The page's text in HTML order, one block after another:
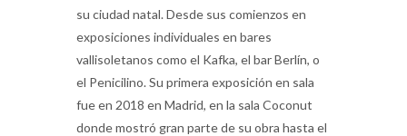
su ciudad natal. Desde sus comienzos en
exposiciones individuales en bares
vallisoletanos como el Kafka, el bar Berlín, o
el Penicilino. Su primera exposición en sala
fue en 2018 en Madrid, en la sala Coconut
donde mostró gran parte de su obra hasta el